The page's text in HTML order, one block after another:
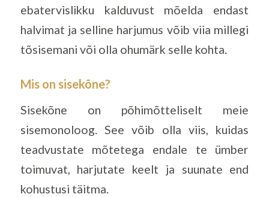
ebatervislikku kalduvust mõelda endast
halvimat ja selline harjumus võib viia millegi
tõsisemani või olla ohumärk selle kohta.
Mis on sisekõne?
Sisekõne on põhimõtteliselt meie
sisemonoloog. See võib olla viis, kuidas
teadvustate mõtetega endale te ümber
toimuvat, harjutate keelt ja suunate end
kohustusi täitma.